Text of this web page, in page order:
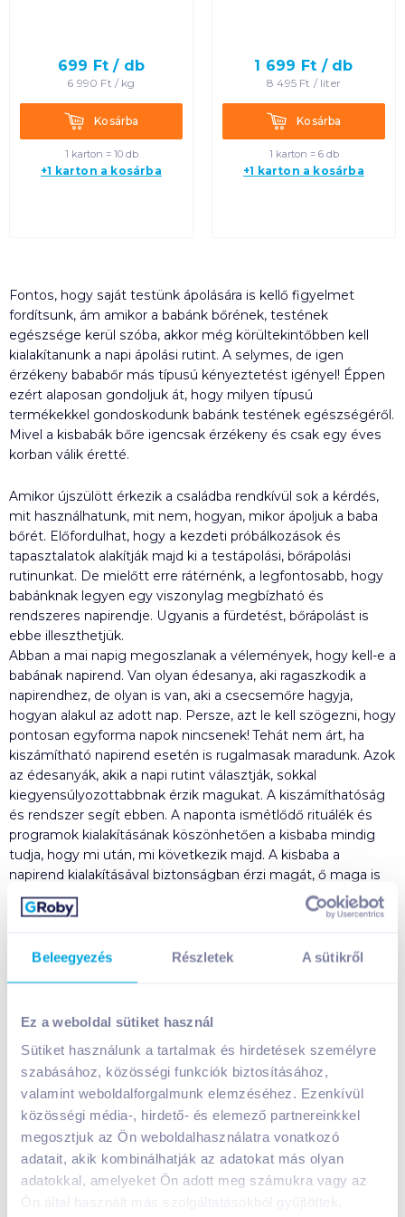
Beleegyezés Részletek A sütikről
Ez a weboldal sütiket használ
Sütiket használunk a tartalmak és hirdetések személyre
szabásához, közösségi funkciók biztosításához,
valamint weboldalforgalmunk elemzéséhez. Ezenkívül
közösségi média-, hirdető- és elemező partnereinkkel
megosztjuk az Ön weboldalhasználatra vonatkozó
adatait, akik kombinálhatják az adatokat más olyan
adatokkal, amelyeket Ön adott meg számukra vagy az
699 Ft / db
6 990 Ft / kg
KosárbaKosárba
1 karton = 10 db
+1 karton a kosárba
1 699 Ft / db
8 495Ft / liter
KosárbaKosárba
1 karton = 6 db
+1 karton a kosárba
Fontos, hogy saját testünk ápolására is kellő figyelmet
fordítsunk, ám amikor a babánk bőrének, testének
egészsége kerül szóba, akkor még körültekintőbben kell
kialakítanunk a napi ápolási rutint. A selymes, de igen
érzékeny bababőr más típusú kényeztetést igényel! Éppen
ezért alaposan gondoljuk át, hogy milyen típusú
termékekkel gondoskodunk babánk testének egészségéről.
Mivel a kisbabák bőre igencsak érzékeny és csak egy éves
korban válik éretté.
Amikor újszülött érkezik a családba rendkívül sok a kérdés,
mit használhatunk, mit nem, hogyan, mikor ápoljuk a baba
bőrét. Előfordulhat, hogy a kezdeti próbálkozások és
tapasztalatok alakítják majd ki a testápolási, bőrápolási
rutinunkat. De mielőtt erre rátérnénk, a legfontosabb, hogy
babánknak legyen egy viszonylag megbízható és
rendszeres napirendje. Ugyanis a fürdetést, bőrápolást is
ebbe illeszthetjük.
Abban a mai napig megoszlanak a vélemények, hogy kell-e a
babának napirend. Van olyan édesanya, aki ragaszkodik a
napirendhez, de olyan is van, aki a csecsemőre hagyja,
hogyan alakul az adott nap. Persze, azt le kell szögezni, hogy
pontosan egyforma napok nincsenek! Tehát nem árt, ha
kiszámítható napirend esetén is rugalmasak maradunk. Azok
az édesanyák, akik a napi rutint választják, sokkal
kiegyensúlyozottabbnak érzik magukat. A kiszámíthatóság
és rendszer segít ebben. A naponta ismétlődő rituálék és
programok kialakításának köszönhetően a kisbaba mindig
tudja, hogy mi után, mi következik majd. A kisbaba a
napirend kialakításával biztonságban érzi magát, ő maga is
kiegyensúlyozottabb lesz. A családi programok
szervezésében is sokat segíthet egy jól kialakított napirend,
olyan események, amelyekre babánkat is szeretnénk elvinni.
folyamatos kialakításában nem az órák és a percek játszanak
után következése határozza meg. Ez a baba és az édesanya
számára is biztonságot ad. Ilyesmikre kell gondolnunk, mint:
evés után játék következik, délutáni alvás után séta jön. A
baba napirend kialakításában mindenképpen kell a
rugalmasság, hiszen tényleg nincsenek egyforma napok!
Nem kell aggódni, ha délután kicsit tovább alszik, vagy
ébredéskor még nem éhes. Sőt, előfordulhat, hogy egy-egy
sorrend megváltozhat, majd aztán minden a régi,